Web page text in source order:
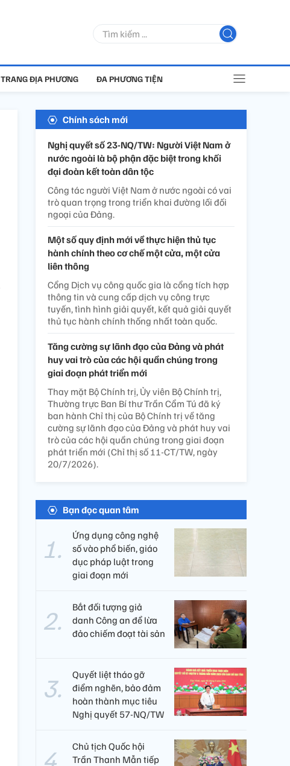
TRANG ĐỊA PHƯƠNG ĐA PHƯƠNG TIỆN
Chính sách mới
Nghị quyết số 23-NQ/TW: Người Việt Nam ở
nước ngoài là bộ phận đặc biệt trong khối
đại đoàn kết toàn dân tộc
Công tác người Việt Nam ở nước ngoài có vai
trò quan trọng trong triển khai đường lối đối
ngoại của Đảng.
Một số quy định mới về thực hiện thủ tục
hành chính theo cơ chế một cửa, một cửa
liên thông
Cổng Dịch vụ công quốc gia là cổng tích hợp
thông tin và cung cấp dịch vụ công trực
tuyến, tình hình giải quyết, kết quả giải quyết
thủ tục hành chính thống nhất toàn quốc.
Tăng cường sự lãnh đạo của Đảng và phát
huy vai trò của các hội quần chúng trong
giai đoạn phát triển mới
Thay mặt Bộ Chính trị, Ủy viên Bộ Chính trị,
Thường trực Ban Bí thư Trần Cẩm Tú đã ký
ban hành Chỉ thị của Bộ Chính trị về tăng
cường sự lãnh đạo của Đảng và phát huy vai
trò của các hội quần chúng trong giai đoạn
phát triển mới (Chỉ thị số 11-CT/TW, ngày
20/7/2026).
Bạn đọc quan tâm
Ứng dụng công nghệ
số vào phổ biến, giáo
dục pháp luật trong
giai đoạn mới
Bắt đối tượng giả
danh Công an để lừa
đảo chiếm đoạt tài sản
Quyết liệt tháo gỡ
điểm nghẽn, bảo đảm
hoàn thành mục tiêu
Nghị quyết 57-NQ/TW
Chủ tịch Quốc hội
Trần Thanh Mẫn tiếp